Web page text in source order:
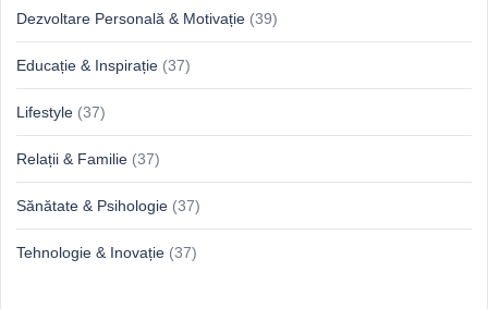
Dezvoltare Personală & Motivație (39)
Educație & Inspirație (37)
Lifestyle (37)
Relații & Familie (37)
Sănătate & Psihologie (37)
Tehnologie & Inovație (37)